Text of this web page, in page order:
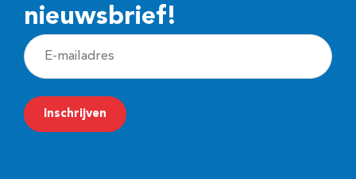
nieuwsbrief!
E
-
m
a
Inschrijven